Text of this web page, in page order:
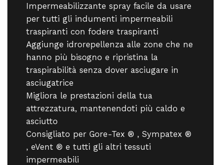
Impermeabilizzante spray facile da usare
per tutti gli indumenti impermeabili
traspiranti con fodere traspiranti
Aggiunge idrorepellenza alle zone che ne
hanno più bisogno e ripristina la
traspirabilità senza dover asciugare in
asciugatrice
Migliora le prestazioni della tua
attrezzatura, mantenendoti più caldo e
asciutto
Consigliato per Gore-Tex ® , Sympatex ®
, eVent ® e tutti gli altri tessuti
impermeabili